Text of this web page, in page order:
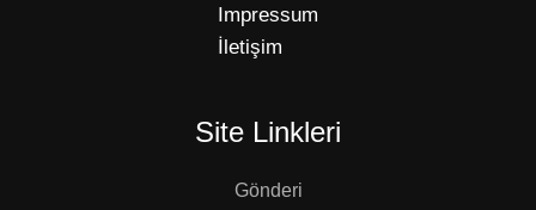
Impressum
İletişim
Site Linkleri
Gönderi